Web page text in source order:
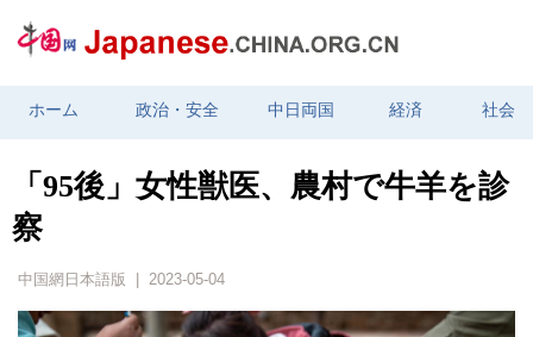
ホーム 政治・安全 中日両国 経済 社会
「95後」女性獣医、農村で牛羊を診
察
中国網日本語版 | 2023-05-04